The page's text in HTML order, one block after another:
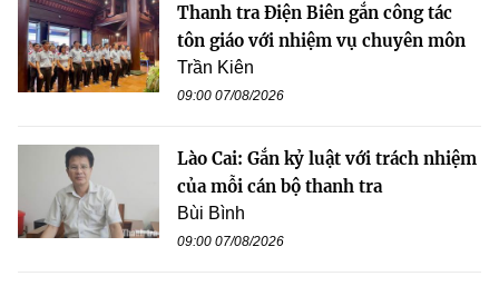
Thanh tra Điện Biên gắn công tác
tôn giáo với nhiệm vụ chuyên môn
Trần Kiên
09:00 07/08/2026
Lào Cai: Gắn kỷ luật với trách nhiệm
của mỗi cán bộ thanh tra
Bùi Bình
09:00 07/08/2026